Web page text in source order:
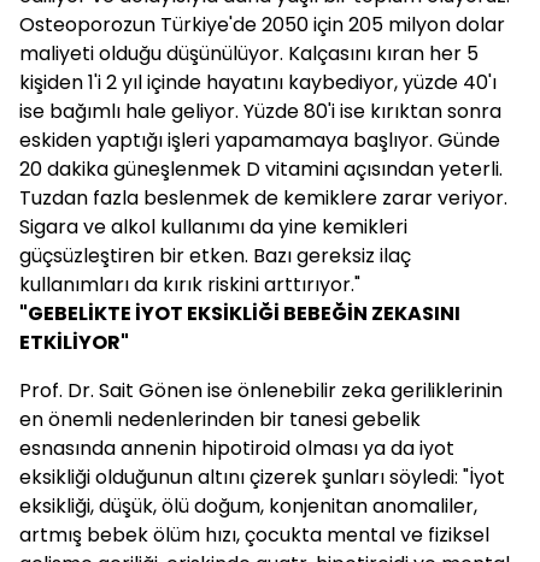
Osteoporozun Türkiye'de 2050 için 205 milyon dolar
maliyeti olduğu düşünülüyor. Kalçasını kıran her 5
kişiden 1'i 2 yıl içinde hayatını kaybediyor, yüzde 40'ı
ise bağımlı hale geliyor. Yüzde 80'i ise kırıktan sonra
eskiden yaptığı işleri yapamamaya başlıyor. Günde
20 dakika güneşlenmek D vitamini açısından yeterli.
Tuzdan fazla beslenmek de kemiklere zarar veriyor.
Sigara ve alkol kullanımı da yine kemikleri
güçsüzleştiren bir etken. Bazı gereksiz ilaç
kullanımları da kırık riskini arttırıyor."
"GEBELİKTE İYOT EKSİKLİĞİ BEBEĞİN ZEKASINI
ETKİLİYOR"
Prof. Dr. Sait Gönen ise önlenebilir zeka geriliklerinin
en önemli nedenlerinden bir tanesi gebelik
esnasında annenin hipotiroid olması ya da iyot
eksikliği olduğunun altını çizerek şunları söyledi: "İyot
eksikliği, düşük, ölü doğum, konjenitan anomaliler,
artmış bebek ölüm hızı, çocukta mental ve fiziksel